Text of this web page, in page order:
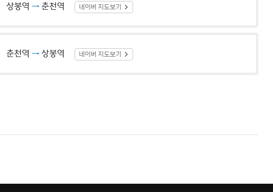
상봉역 →춘천역 네이버 지도보기
춘천역 →상봉역 네이버 지도보기